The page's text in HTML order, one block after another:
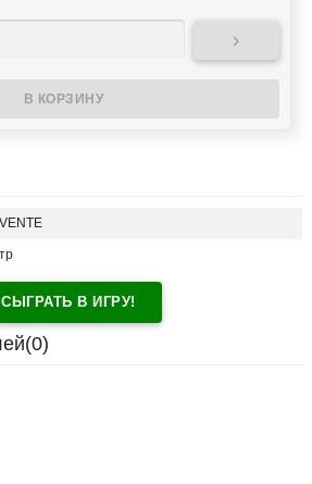

СЫГРАТЬ В ИГРУ!
0)